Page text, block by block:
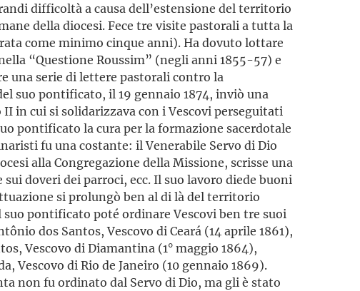
difficoltà a causa dell’esten­sione del territorio
della diocesi. Fece tre visite pastorali a tutta la
come minimo cinque anni). Ha dovuto lottare
“Questione Roussim” (negli anni 1855-57) e
una serie di lettere pastorali contro la
suo pontificato, il 19 gennaio 1874, inviò una
in cui si solidarizzava con i Vescovi perseguitati
pontificato la cura per la formazione sacerdotale
fu una costante: il Venerabile Servo di Dio
alla Congregazione della Missione, scrisse una
doveri dei parroci, ecc. Il suo lavoro diede buoni
si prolungò ben al di là del territorio
pontificato poté ordinare Vescovi ben tre suoi
dos Santos, Ve­scovo di Ceará (14 aprile 1861),
Vescovo di Diamantina (1° maggio 1864),
Vescovo di Rio de Janeiro (10 gennaio 1869).
non fu ordinato dal Servo di Dio, ma gli è stato